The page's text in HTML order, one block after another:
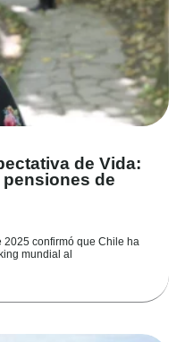
de Vida:
de
2025 confirmó que Chile ha
mundial al